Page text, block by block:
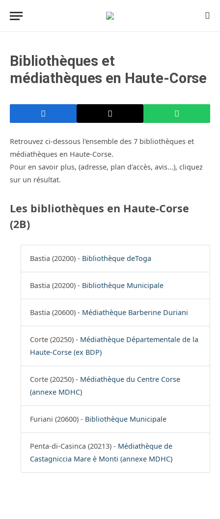
Bibliothèques et
médiathèques en Haute-Corse
Retrouvez ci-dessous l'ensemble des 7 bibliothèques et
médiathèques en Haute-Corse.
Pour en savoir plus, (adresse, plan d'accès, avis...), cliquez
sur un résultat.
Les bibliothèques en Haute-Corse
(2B)
Bastia (20200) - Bibliothèque deToga
Bastia (20200) - Bibliothèque Municipale
Bastia (20600) - Médiathèque Barberine Duriani
Corte (20250) - Médiathèque Départementale de la
Haute-Corse (ex BDP)
Corte (20250) - Médiathèque du Centre Corse
(annexe MDHC)
Furiani (20600) - Bibliothèque Municipale
Penta-di-Casinca (20213) - Médiathèque de
Castagniccia Mare è Monti (annexe MDHC)